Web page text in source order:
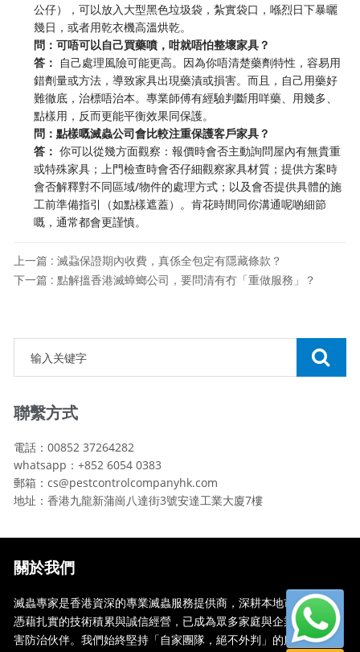
公仔），可以放入大型黑色垃圾袋，紮實袋口，喺烈日下暴曬
幾日，或者用乾衣機高溫烘乾。
問：可唔可以自己買藥噴，咁就唔怕整壞家具？
答： 自己處理風險可能更高。因為你唔清楚藥劑特性，容易用
錯劑量或方法，導致家具出現藥漬或損害。而且，自己用藥好
難徹底，治標唔治本。專業師傅有經驗判斷用咩藥、用幾多、
點樣用，反而更能平衡效果同保護。
問：點樣嘅滅蟲公司會比較注重保護客戶家具？
答： 你可以從幾方面觀察：報價時會否主動詢問屋內有無貴重
或特殊家具；上門檢查時會否仔細觀察家具材質；提供方案時
會否解釋對不同區域/物件的處理方式；以及會否提供具體的施
工前準備指引（如點樣遮蓋）。肯花時間同你溝通呢啲細節
嘅，通常都會更謹慎。
上一篇 : 滅蝨保證期內收費，真係全包定有隱藏條款？
下一篇 : 點解搵香港滅蟑螂公司，要問清有冇「重做服務」？
聯繫方式
電話：00852 37264282
whatsapp：+852 6054 0383
郵箱：cs@pestcontrolcompanyhk.com
地址：香港九龍新蒲崗八達街3號安達工業大廈7樓
關於我們
滅蟲專家是香港資深的專業滅蟲服務提供商，深耕本地市場多年，
憑藉扎實的技術積累與誠信經營，已成為眾多家庭與企業信賴的蟲
害防治伙伴。我們始終堅持「自家團隊，絕不外判」的服務承諾